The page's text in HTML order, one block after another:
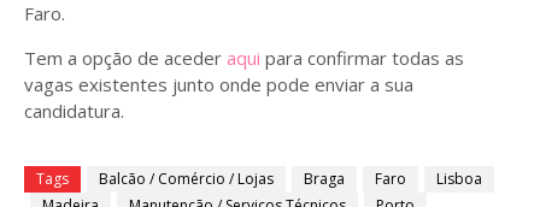
Faro.
Tem a opção de aceder aqui para confirmar todas as
vagas existentes junto onde pode enviar a sua
candidatura.
Tags Balcão / Comércio / Lojas Braga Faro
Lisboa